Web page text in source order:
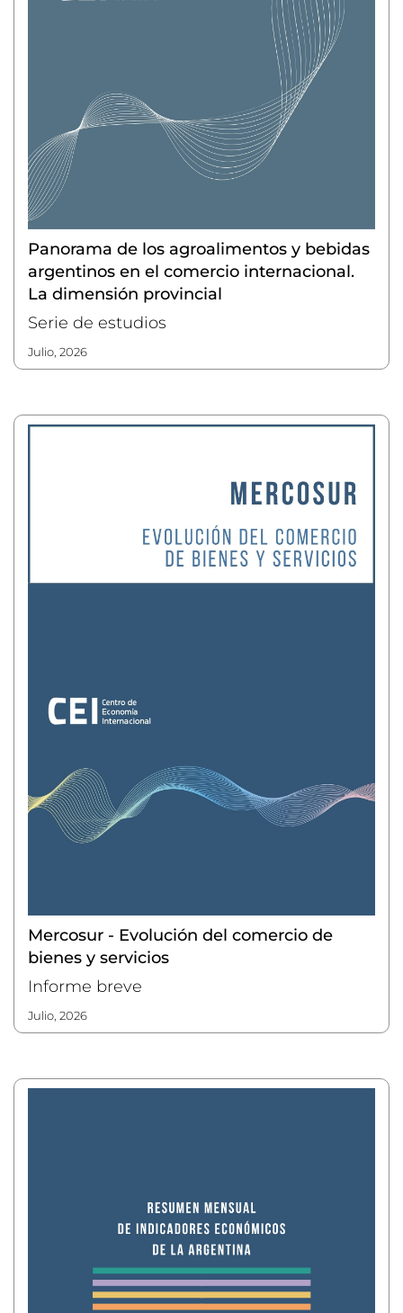
Panorama de los agroalimentos y bebidas
argentinos en el comercio internacional.
La dimensión provincial
Serie de estudios
julio, 2026
Mercosur - Evolución del comercio de
bienes y servicios
Informe breve
julio, 2026